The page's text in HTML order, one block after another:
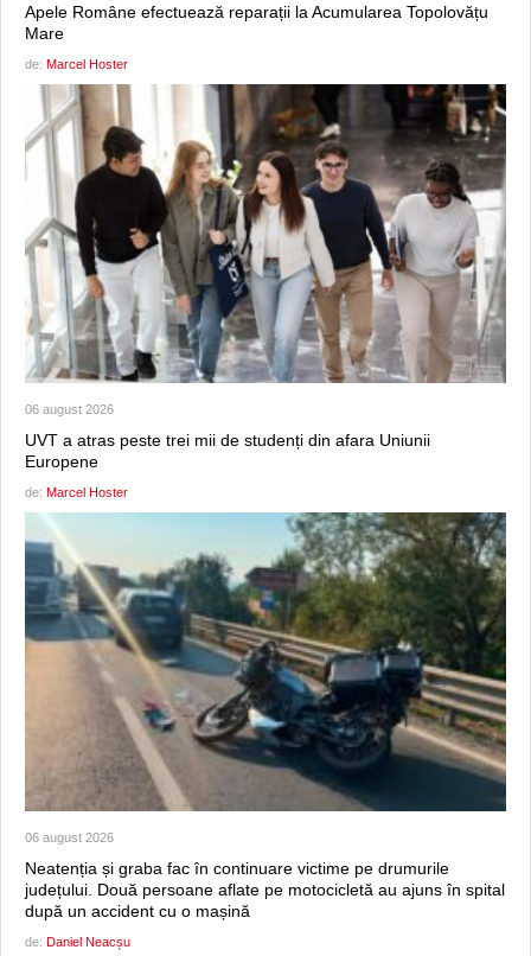
Apele Române efectuează reparații la Acumularea Topolovățu
Mare
de: Marcel Hoster
06 august 2026
UVT a atras peste trei mii de studenți din afara Uniunii
Europene
de: Marcel Hoster
06 august 2026
Neatenția și graba fac în continuare victime pe drumurile
județului. Două persoane aflate pe motocicletă au ajuns în spital
după un accident cu o mașină
de: Daniel Neacșu